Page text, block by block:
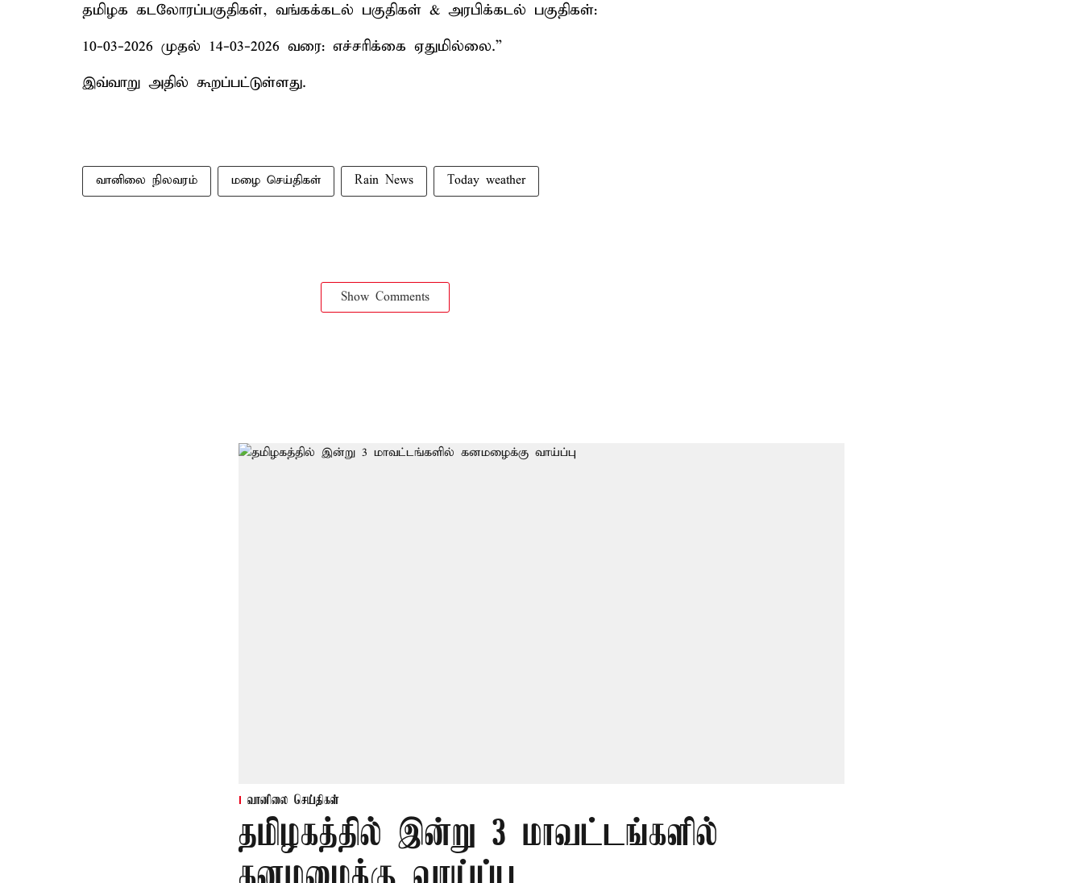
தமிழக கடலோரப்பகுதிகள், வங்கக்கடல் பகுதிகள் & அரபிக்கடல் பகுதிகள்:
10-03-2026 முதல் 14-03-2026 வரை: எச்சரிக்கை ஏதுமில்லை.”
இவ்வாறு அதில் கூறப்பட்டுள்ளது.
வானிலை நிலவரம் மழை செய்திகள் Rain News Today weather
Show Comments
வானிலை செய்திகள்
தமிழகத்தில் இன்று 3 மாவட்டங்களில்